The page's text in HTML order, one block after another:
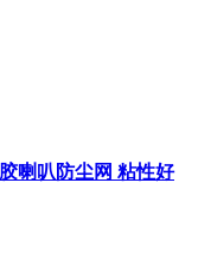
喇叭防尘网 粘性好